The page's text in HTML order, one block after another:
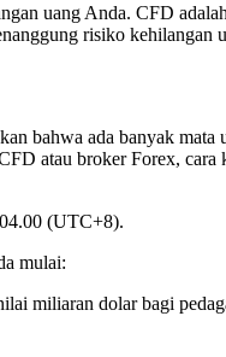
uang Anda. CFD
risiko kehilangan
bahwa ada banyak mata
atau broker Forex, cara
(UTC+8).
mulai:
miliaran dolar bagi